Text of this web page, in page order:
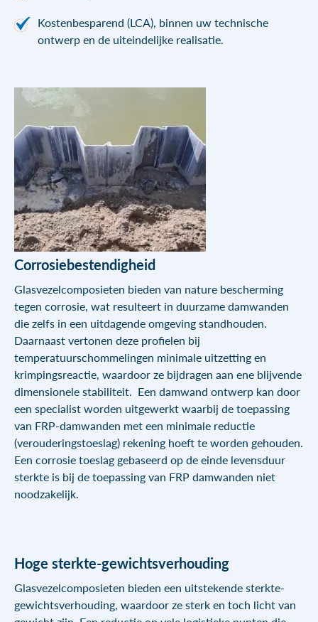
Kostenbesparend (LCA), binnen uw technische
ontwerp en de uiteindelijke realisatie.
Corrosiebestendigheid
Glasvezelcomposieten bieden van nature bescherming
tegen corrosie, wat resulteert in duurzame damwanden
die zelfs in een uitdagende omgeving standhouden.
Daarnaast vertonen deze profielen bij
temperatuurschommelingen minimale uitzetting en
krimpingsreactie, waardoor ze bijdragen aan ene blijvende
dimensionele stabiliteit. Een damwand ontwerp kan door
een specialist worden uitgewerkt waarbij de toepassing
van FRP-damwanden met een minimale reductie
(verouderingstoeslag) rekening hoeft te worden gehouden.
Een corrosie toeslag gebaseerd op de einde levensduur
sterkte is bij de toepassing van FRP damwanden niet
noodzakelijk.
Hoge sterkte-gewichtsverhouding
Glasvezelcomposieten bieden een uitstekende sterkte-
gewichtsverhouding, waardoor ze sterk en toch licht van